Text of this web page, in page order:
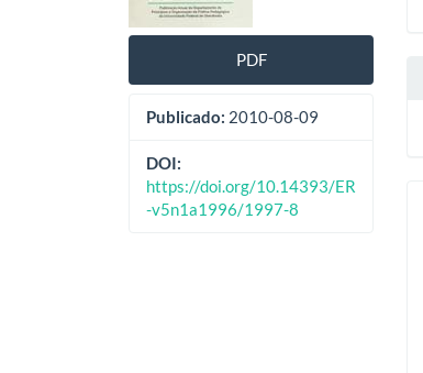
artigos
PDF
Publicado: 2010-08-09
DOI:
https://doi.org/10.14393/ER
-v5n1a1996/1997-8